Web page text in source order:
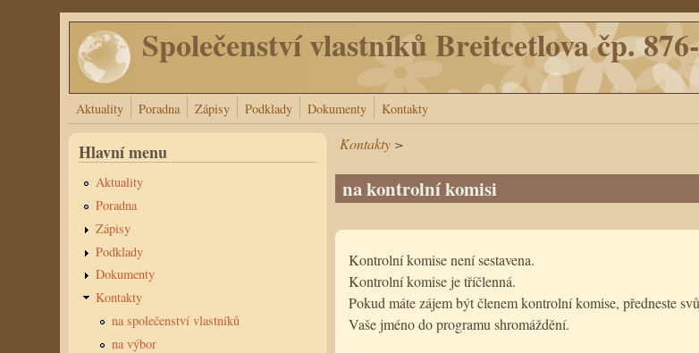
Přejít k hlavnímu obsahuSpolečenství vlastníků Breitcetlova čp.
Aktuality Poradna Zápisy Podklady Dokumenty Kontakty
Kontakty>
na kontrolní komisi
Kontrolní komise není sestavena.
Kontrolní komise je tříčlenná.
Pokud máte zájem být členem kontrolní komise, předneste
Vaše jméno do programu shromáždění.
Hlavní menu
Aktuality
Poradna
Zápisy
Podklady
Dokumenty
Kontakty
na společenství vlastníků
na výbor